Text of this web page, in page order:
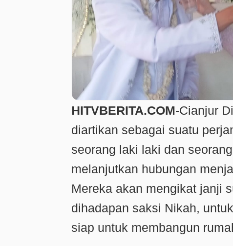
HITVBERITA.COM-Cianjur
diartikan sebagai suatu
seorang laki laki dan
melanjutkan hubungan
Mereka akan mengikat janji
dihadapan saksi Nikah,
siap untuk membangun